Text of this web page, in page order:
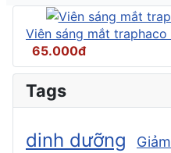
Viên sáng mắt
65.000đ
Tags
dinh dưỡng